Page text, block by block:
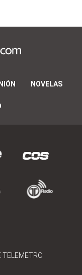
NOVELAS
TELEMETRO